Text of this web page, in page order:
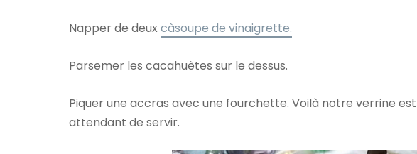
Napper de deuxcàsoupe de vinaigrette.
Parsemer les cacahuètes sur le dessus.
Piquer une accras avec une fourchette. Voilà notre verrine
attendant de servir.